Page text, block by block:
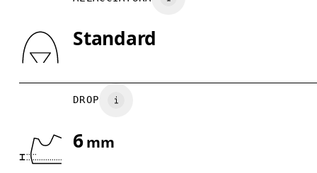
Scorri in orizzontale per visualizzare la tabella
Standard
DROP
6mm